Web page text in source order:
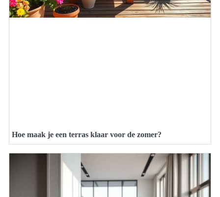
Hoe maak je een terras klaar voor de zomer?